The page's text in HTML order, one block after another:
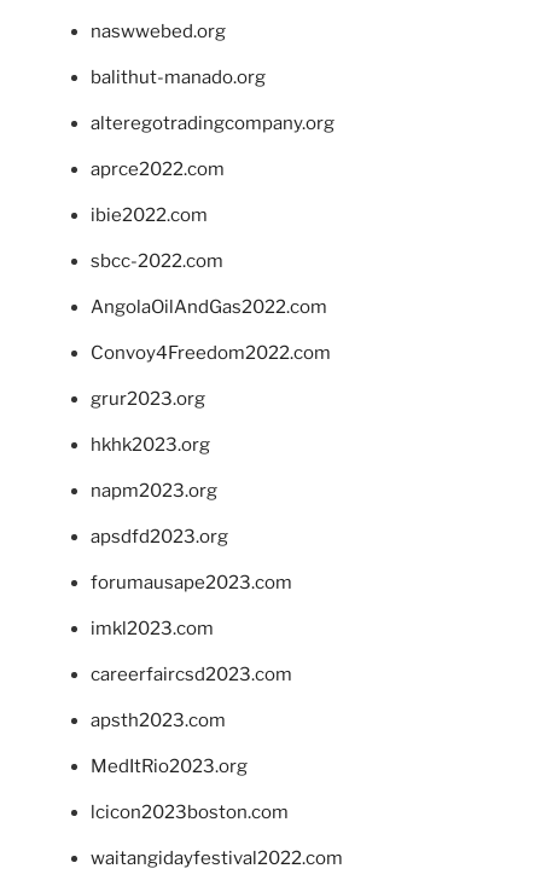
naswwebed.org
balithut-manado.org
alteregotradingcompany.org
aprce2022.com
ibie2022.com
sbcc-2022.com
AngolaOilAndGas2022.com
Convoy4Freedom2022.com
grur2023.org
hkhk2023.org
napm2023.org
apsdfd2023.org
forumausape2023.com
imkl2023.com
careerfaircsd2023.com
apsth2023.com
MedItRio2023.org
lcicon2023boston.com
waitangidayfestival2022.com